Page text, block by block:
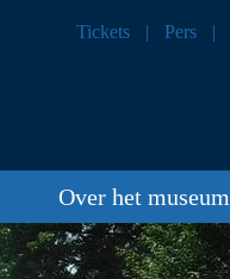
Tickets Pers
Over het museum